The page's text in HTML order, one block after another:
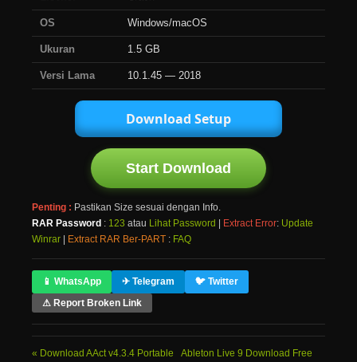
OS Windows/macOS
Ukuran 1.5 GB
Versi Lama 10.1.45 — 2018
Download Setup
Start Download
Penting : Pastikan Size sesuai dengan Info.
RAR Password : 123 atau Lihat Password Extract Error: Update
Winrar
Extract RAR Ber-PART : FAQ
📱 WhatsApp ✈ Telegram
🐦 Twitter
⚠ Report Broken Link
Download AAct v4.3.4 Portable
Ableton Live 9 Download Free